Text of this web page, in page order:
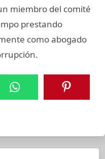
miembro del comité
prestando
como abogado